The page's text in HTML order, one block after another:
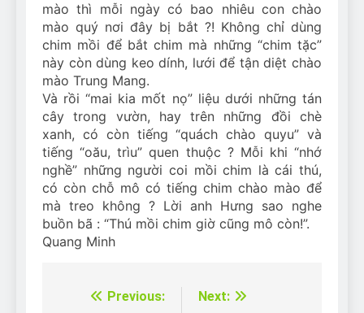
mào thì mỗi ngày có bao nhiêu con chào
mào quý nơi đây bị bắt ?! Không chỉ dùng
chim mồi để bắt chim mà những “chim tặc”
này còn dùng keo dính, lưới để tận diệt chào
mào Trung Mang.
Và rồi “mai kia mốt nọ” liệu dưới những tán
cây trong vườn, hay trên những đồi chè
xanh, có còn tiếng “quách chào quyu” và
tiếng “oău, trìu” quen thuộc ? Mỗi khi “nhớ
nghề” những người coi mồi chim là cái thú,
có còn chỗ mô có tiếng chim chào mào để
mà treo không ? Lời anh Hưng sao nghe
buồn bã : “Thú mồi chim giờ cũng mô còn!”.
Quang Minh
Điều
Previous:
Next: